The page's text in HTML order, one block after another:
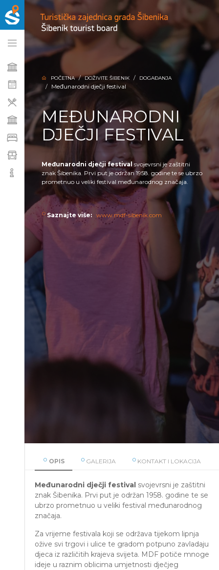
POČETNA DOŽIVITE ŠIBENIK DOGAĐANJA
Međunarodni dječji festival
MEĐUNARODNI
DJEČJI FESTIVAL
Međunarodni dječji festival svojevrsni je zaštitni
znak Šibenika. Prvi put je održan 1958. godine te se ubrzo
prometnuo u veliki festival međunarodnog značaja.
Saznajte više: www.mdf-sibenik.com
OPIS GALERIJA KONTAKT I LOKACIJA
Međunarodni dječji festival svojevrsni je zaštitni
znak Šibenika. Prvi put je održan 1958. godine te se
ubrzo prometnuo u veliki festival međunarodnog
značaja.
Za vrijeme festivala koji se održava tijekom lipnja
ožive svi trgovi i ulice te gradom potpuno zavladaju
djeca iz različitih krajeva svijeta. MDF potiče mnoge
ideje u raznim oblicima umjetnosti dječjeg